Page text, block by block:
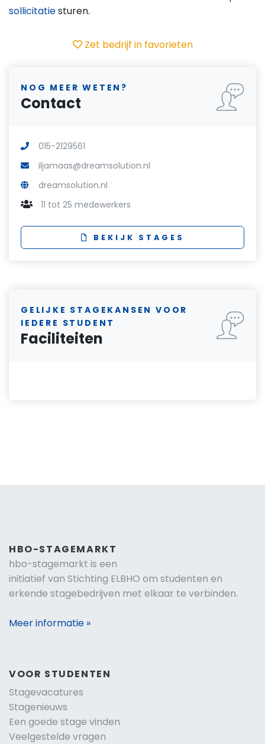
sollicitatiesturen.
Zet bedrijf in favorieten
NOG MEER WETEN?
Contact
015-2129561
iljamaas@dreamsolution.nl
dreamsolution.nl
11 tot 25 medewerkers
BEKIJK STAGES
GELIJKE STAGEKANSEN VOOR
IEDERE STUDENT
Faciliteiten
HBO-STAGEMARKT
hbo-stagemarkt is een
initiatief van Stichting ELBHO om studenten en
erkende stagebedrijven met elkaar te verbinden.
Meer informatie »
VOOR STUDENTEN
Stagevacatures
Stagenieuws
Een goede stage vinden
Veelgestelde vragen